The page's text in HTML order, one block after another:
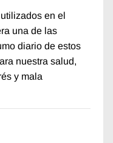
en el
una de las
diario de estos
nuestra salud,
y mala